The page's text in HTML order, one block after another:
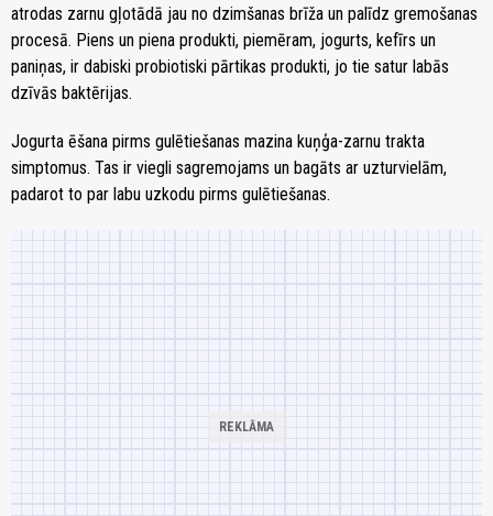
atrodas zarnu gļotādā jau no dzimšanas brīža un palīdz gremošanas
procesā. Piens un piena produkti, piemēram, jogurts, kefīrs un
paniņas, ir dabiski probiotiski pārtikas produkti, jo tie satur labās
dzīvās baktērijas.
Jogurta ēšana pirms gulētiešanas mazina kuņģa-zarnu trakta
simptomus. Tas ir viegli sagremojams un bagāts ar uzturvielām,
padarot to par labu uzkodu pirms gulētiešanas.